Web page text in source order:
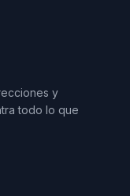
y
todo lo que